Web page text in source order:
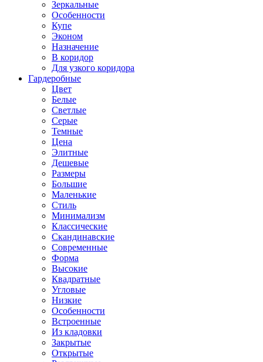
Зеркальные
Особенности
Купе
Эконом
Назначение
В коридор
Для узкого коридора
Гардеробные
Цвет
Белые
Светлые
Серые
Темные
Цена
Элитные
Дешевые
Размеры
Большие
Маленькие
Стиль
Минимализм
Классические
Скандинавские
Современные
Форма
Высокие
Квадратные
Угловые
Низкие
Особенности
Встроенные
Из кладовки
Закрытые
Открытые